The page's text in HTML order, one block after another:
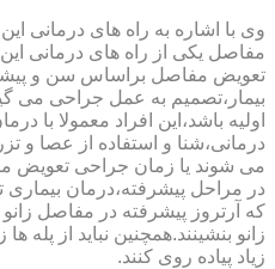
وی با اشاره به راه های درمانی
مفاصل یکی از راه های درمانی
تعویض مفاصل براساس سن و
بیمار،تصمیم به عمل جراحی می
اولیه باشد،این افراد معمولا با
درمانی،شنا و استفاده از عصا و
می شوند یا زمان جراحی تعویض
در مراحل پیشرفته،درمان
که آرتروز پیشرفته در مفاصل زانو
زانو بنشینند.همچنین نباید از پله
زیاد پیاده روی کنند.